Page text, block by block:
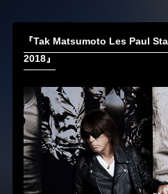
『Tak Matsumoto Les Paul
2018』